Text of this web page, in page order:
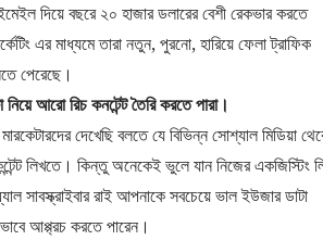
দিয়ে বছরে ২০ হাজার ডলারের বেশী রেকভার করতে
এর মাধ্যমে তারা নতুন, পুরনো, হারিয়ে ফেলা ট্রাফিক
পেরেছে।
নিয়ে আরো রিচ কনটেন্ট তৈরি করতে পারা।
দেখেছি বলতে যে বিভিন্ন সোশ্যাল মিডিয়া
লিখতে। কিন্তু অনেকেই ভুলে যান নিজের একজিস্টিং
সাবস্ক্রাইবার রাই আপনাকে সবচেয়ে ভাল ইউজার ডাটা
আপ্প্রচ করতে পারেন।